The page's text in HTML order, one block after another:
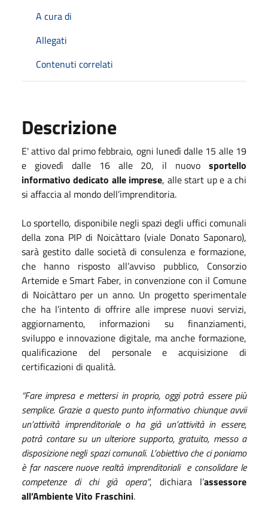
A cura di
Allegati
Contenuti correlati
Descrizione
E' attivo dal primo febbraio, ogni lunedì dalle 15 alle 19
e giovedì dalle 16 alle 20, il nuovo sportello
informativo dedicato alle imprese, alle start up e a chi
si affaccia al mondo dell’imprenditoria.
Lo sportello, disponibile negli spazi degli uffici comunali
della zona PIP di Noicàttaro (viale Donato Saponaro),
sarà gestito dalle società di consulenza e formazione,
che hanno risposto all’avviso pubblico, Consorzio
Artemide e Smart Faber, in convenzione con il Comune
di Noicàttaro per un anno. Un progetto sperimentale
che ha l’intento di offrire alle imprese nuovi servizi,
aggiornamento, informazioni su finanziamenti,
sviluppo e innovazione digitale, ma anche formazione,
qualificazione del personale e acquisizione di
certificazioni di qualità.
“Fare impresa e mettersi in proprio, oggi potrà essere più
semplice. Grazie a questo punto informativo chiunque avvii
un’attività imprenditoriale o ha già un’attività in essere,
potrà contare su un ulteriore supporto, gratuito, messo a
disposizione negli spazi comunali. L’obiettivo che ci poniamo
è far nascere nuove realtà imprenditoriali e consolidare le
competenze di chi già opera”, dichiara l’assessore
all’Ambiente Vito Fraschini.